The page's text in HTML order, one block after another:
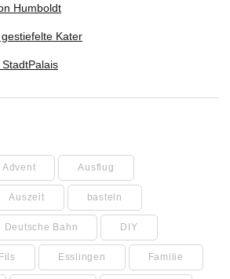
Humboldt
Kater
Advent Ausflug
Auszeit basteln
Deutsche Bahn DIY
Esslingen Familie